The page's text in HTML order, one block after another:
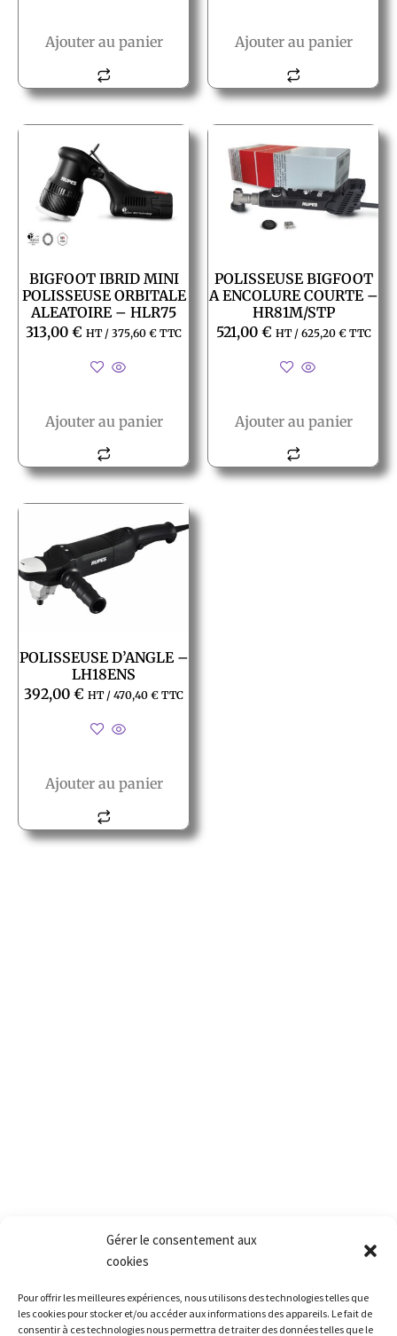
Gérer le consentement aux
cookies
Pour offrir les meilleures expériences, nous utilisons des technologies telles que
les cookies pour stocker et/ou accéder aux informations des appareils. Le fait de
consentir à ces technologies nous permettra de traiter des données telles que le
Ajouter au panier Ajouter au panier
BIGFOOT IBRID MINI
POLISSEUSE ORBITALE
ALEATOIRE – HLR75
313,00 € HT / 375,60 € TTC
Ajouter au panier
POLISSEUSE BIGFOOT
A ENCOLURE COURTE –
HR81M/STP
521,00 € HT / 625,20 €TTC
Ajouter au panier
POLISSEUSE D’ANGLE –
LH18ENS
392,00 € HT / 470,40 € TTC
Ajouter au panier
Frais de transport
Accès rapide
La société
La grêle